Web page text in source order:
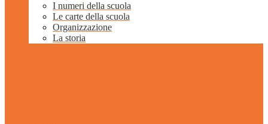
I numeri della scuola
Le carte della scuola
Organizzazione
La storia